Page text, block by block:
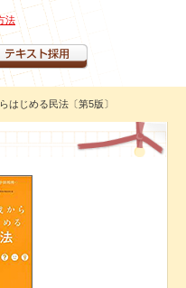
法
はじめる民法〔第5版〕